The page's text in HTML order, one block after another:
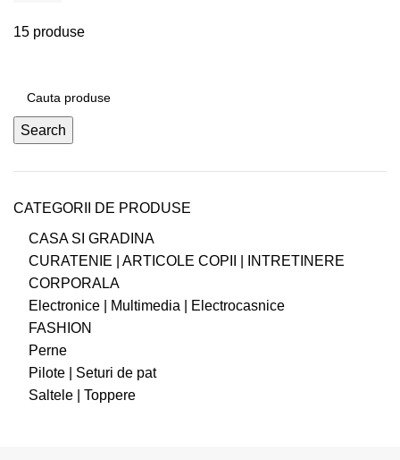
Search
CATEGORII DE PRODUSE
CASA SI GRADINA
CURATENIE | ARTICOLE COPII | INTRETINERE
CORPORALA
Electronice | Multimedia | Electrocasnice
FASHION
Perne
Pilote | Seturi de pat
Saltele | Toppere
15 produse